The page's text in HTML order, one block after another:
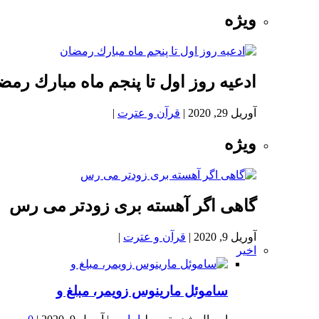
ویژه
ادعيه روز اول تا پنجم ماه مبارك
آوریل 29, 2020 | قرآن و عترت |
ویژه
گاهی اگر آهسته بری زودتر می رس
آوریل 9, 2020 | قرآن و عترت |
اخیر
ساموئل مارینوس زویمر، مبلغ و